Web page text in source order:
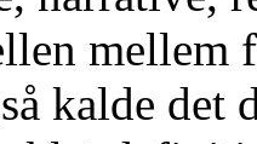
kalde det